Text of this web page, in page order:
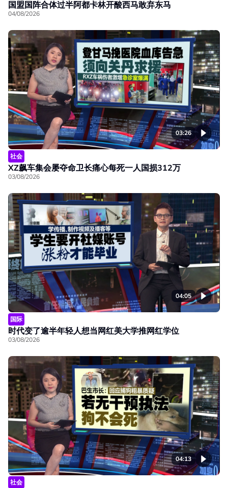
国盟国阵合体过半阿都卡林开酸西马敢弃东马
04/08/2026
03:26
社会
XZ飙车集会屡夺命卫长痛心每死一人国损312万
03/08/2026
04:05
国际
时代变了逾半年轻人想当网红美大学推网红学位
03/08/2026
04:13
社会